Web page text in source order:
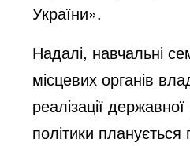
України».
Надалі, навчальні
місцевих органів
реалізації
політики